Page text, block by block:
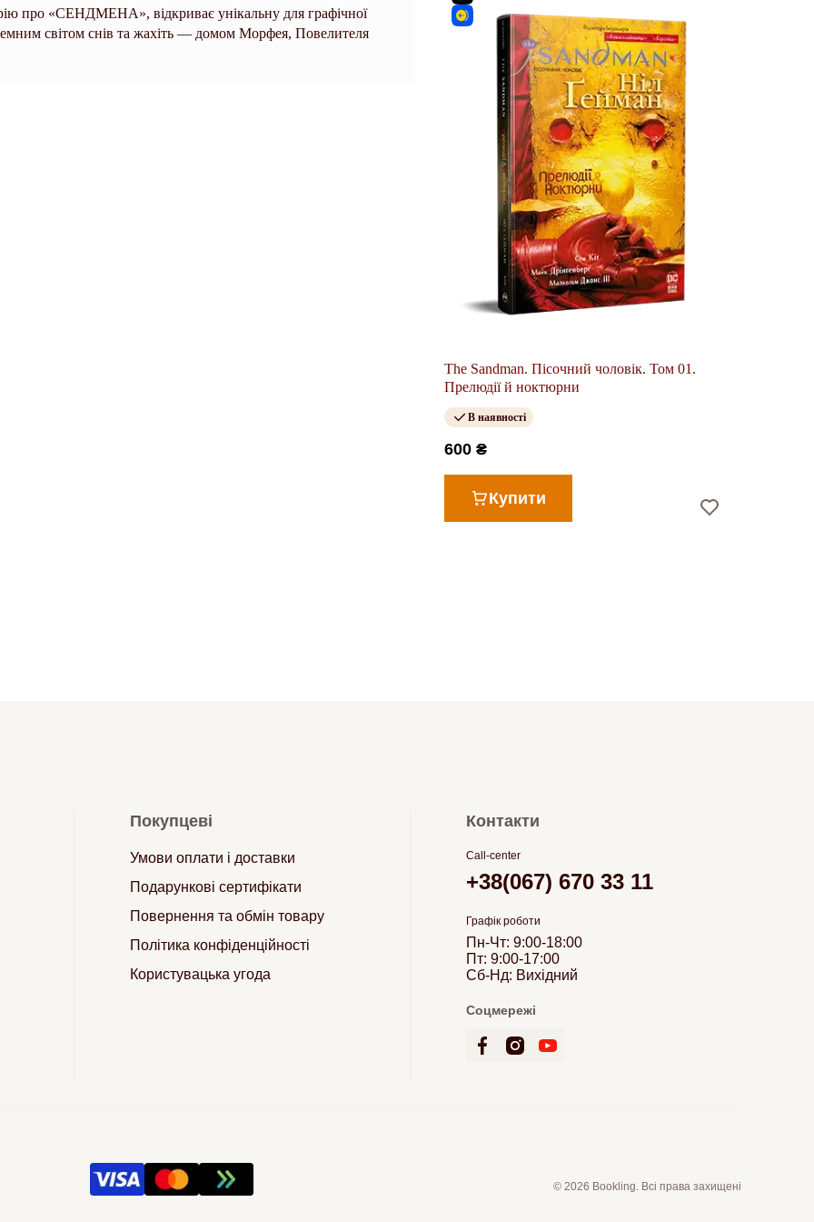
про «СЕНДМЕНА», відкриває унікальну для графічної
темним світом снів та жахіть — домом Морфея, Повелителя
The Sandman. Пісочний чоловік. Том 01.
Прелюдії й ноктюрни
В наявності
600 ₴
Купити
Покупцеві
Умови оплати і доставки
Подарункові сертифікати
Повернення та обмін товару
Політика конфіденційності
Користувацька угода
Контакти
Call-center
+38(067) 670 33 11
Графік роботи
Пн-Чт: 9:00-18:00
Пт: 9:00-17:00
Сб-Нд: Вихідний
Соцмережі
© 2026 Bookling. Всі права захищені